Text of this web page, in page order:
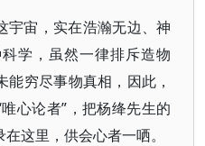
宇宙，实在浩瀚无边、神
学，虽然一律排斥造物
穷尽事物真相，因此，
心论者”，把杨绛先生的
这里，供会心者一哂。